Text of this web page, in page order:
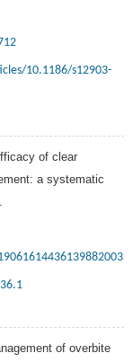
10.1186/s12903-
of clear
a systematic
of overbite